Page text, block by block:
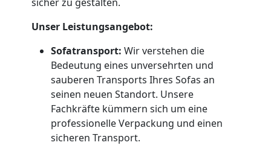
Unser Leistungsangebot:
Sofatransport: Wir verstehen die
Bedeutung eines unversehrten und
sauberen Transports Ihres Sofas an
seinen neuen Standort. Unsere
Fachkräfte kümmern sich um eine
professionelle Verpackung und einen
sicheren Transport.
Umzug
Lagerung
Leonding